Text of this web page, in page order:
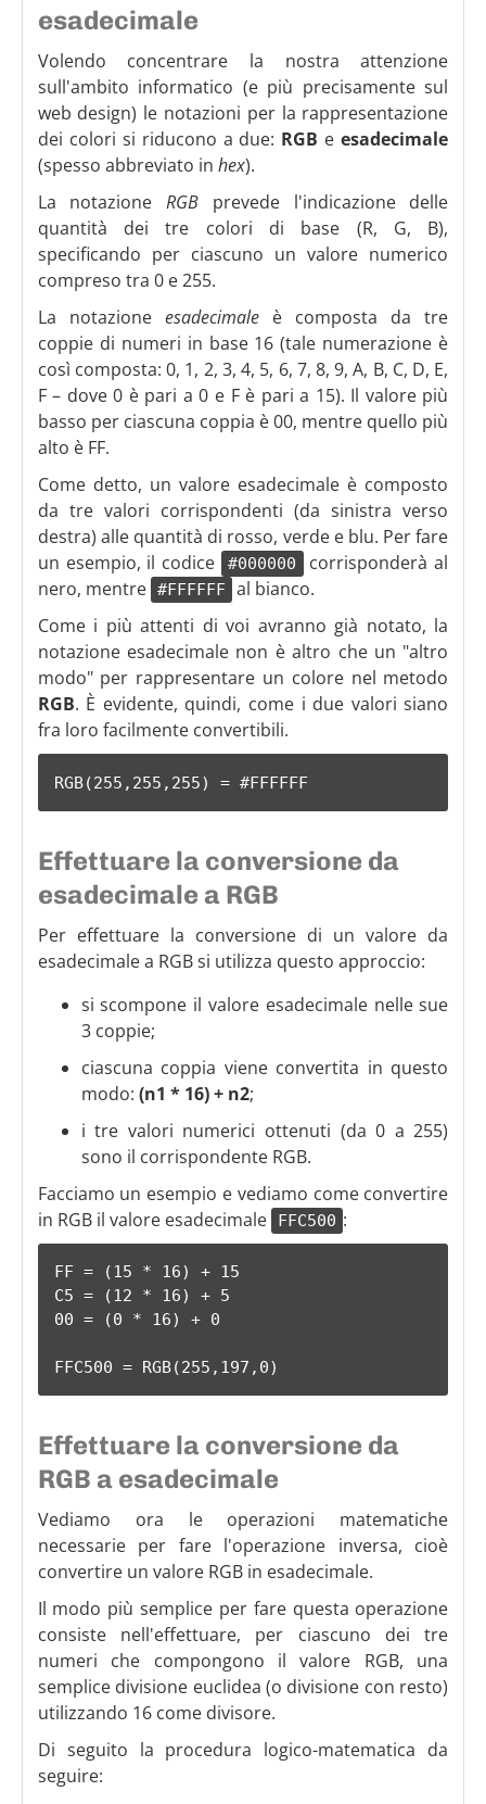
esadecimale
Volendo concentrare la nostra attenzione
sull'ambito informatico (e più precisamente sul
web design) le notazioni per la rappresentazione
dei colori si riducono a due: RGB eesadecimale
(spesso abbreviato in hex).
La notazioneRGB prevede l'indicazione delle
quantità dei tre colori di base (R, G, B),
specificando per ciascuno un valore numerico
compreso tra 0 e 255.
La notazione esadecimaleè composta da tre
coppie di numeri in base 16 (tale numerazione è
così composta: 0, 1, 2, 3, 4, 5, 6, 7, 8, 9, A, B, C, D, E,
F – dove 0 è pari a 0 e F è pari a 15). Il valore più
basso per ciascuna coppia è 00, mentre quello più
alto è FF.
Come detto, un valore esadecimale è composto
da tre valori corrispondenti (da sinistra verso
destra) alle quantità di rosso, verde e blu. Per fare
un esempio, il codice
#000000
corrisponderà al
nero, mentre #FFFFFF al bianco.
Come i più attenti di voi avranno già notato, la
notazione esadecimale non è altro che un "altro
modo" per rappresentare un colore nel metodo
RGB. È evidente, quindi, come i due valori siano
fra loro facilmente convertibili.
RGB(255,255,255) = #FFFFFF
Effettuare la conversione da
esadecimale a RGB
Per effettuare la conversione di un valore da
esadecimale a RGB si utilizza questo approccio:
si scompone il valore esadecimale nelle sue
3 coppie;
ciascuna coppia viene convertita in questo
modo: (n1 * 16) + n2;
i tre valori numerici ottenuti (da 0 a 255)
sono il corrispondente RGB.
Facciamo un esempio e vediamo come convertire
in RGB il valore esadecimale
FFC500 :
FF = (15 * 16) + 15
C5 = (12 * 16) + 5
00 = (0 * 16) + 0
FFC500 = RGB(255,197,0)
Effettuare la conversione da
RGB a esadecimale
Vediamo ora le operazioni matematiche
necessarie per fare l'operazione inversa, cioè
convertire un valore RGB in esadecimale.
Il modo più semplice per fare questa operazione
consiste nell'effettuare, per ciascuno dei tre
numeri che compongono il valore RGB, una
semplice divisione euclidea (o divisione con resto)
utilizzando 16 come divisore.
Di seguito la procedura logico-matematica da
seguire: